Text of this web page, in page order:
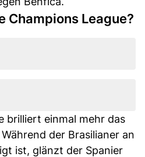
Champions League?
brilliert einmal mehr das
der Brasilianer an
ist, glänzt der Spanier